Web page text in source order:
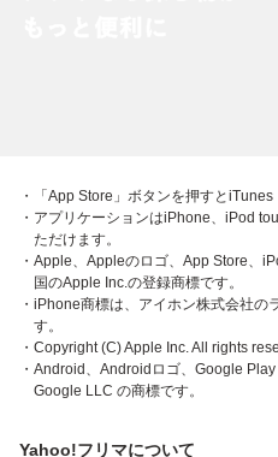
・「App Store」ボタンを押すとiTunes
・アプリケーションはiPhone、iPod
ただけます。
・Apple、Appleのロゴ、App Store、
国のApple Inc.の登録商標です。
・iPhone商標は、アイホン株式会社の
す。
・Copyright (C) Apple Inc. All rights
・Android、Androidロゴ、Google
Google LLC の商標です。
Yahoo!フリマについて